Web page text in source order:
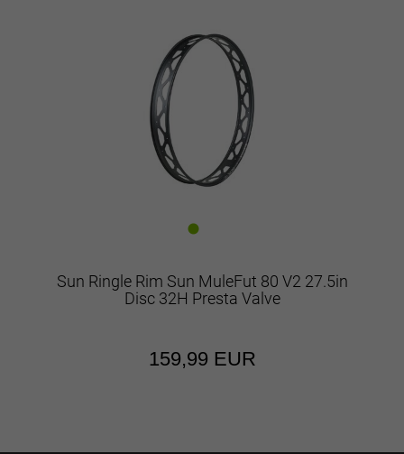
Sun Ringle Rim Sun MuleFut 80 V2 27.5in
Disc 32H Presta Valve
159,99 EUR